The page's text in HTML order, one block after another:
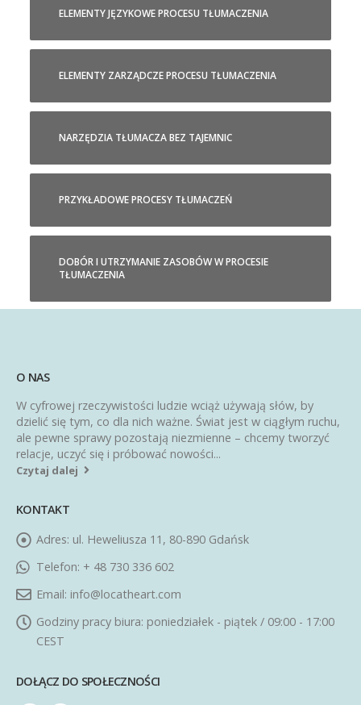
ELEMENTY JĘZYKOWE PROCESU TŁUMACZENIA
ELEMENTY ZARZĄDCZE PROCESU TŁUMACZENIA
NARZĘDZIA TŁUMACZA BEZ TAJEMNIC
PRZYKŁADOWE PROCESY TŁUMACZEŃ
DOBÓR I UTRZYMANIE ZASOBÓW W PROCESIE
TŁUMACZENIA
O NAS
W cyfrowej rzeczywistości ludzie wciąż używają słów, by
dzielić się tym, co dla nich ważne. Świat jest w ciągłym ruchu,
ale pewne sprawy pozostają niezmienne – chcemy tworzyć
relacje, uczyć się i próbować nowości...
Czytaj dalej
KONTAKT
Adres: ul. Heweliusza 11, 80-890 Gdańsk
Telefon: + 48 730 336 602
Email: info@locatheart.com
Godziny pracy biura: poniedziałek - piątek / 09:00 - 17:00
CEST
DOŁĄCZ DO SPOŁECZNOŚCI